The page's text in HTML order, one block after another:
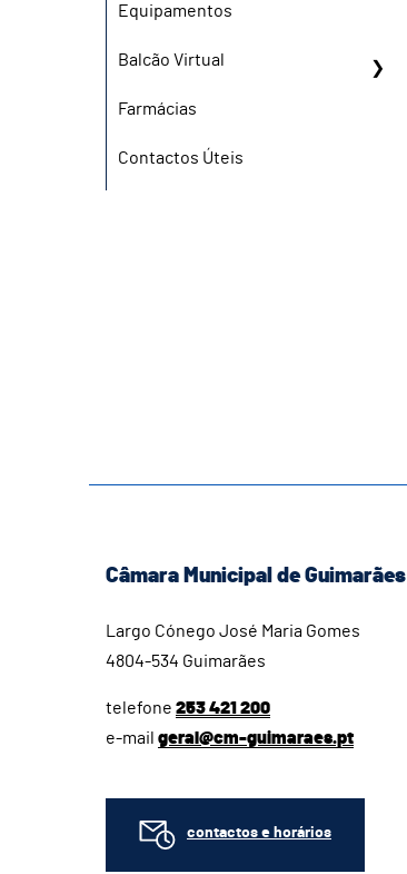
Equipamentos
Balcão Virtual
Farmácias
Contactos Úteis
Câmara Municipal de Guimarães
Largo Cónego José Maria Gomes
4804-534 Guimarães
telefone 253 421 200
e-mail geral@cm-guimaraes.pt
contactos e horários